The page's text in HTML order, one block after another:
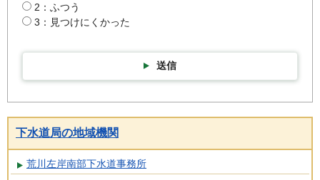
2：ふつう
3：見つけにくかった
送信
下水道局の地域機関
荒川左岸南部下水道事務所